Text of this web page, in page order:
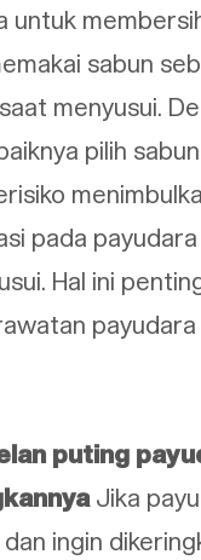
untuk
sabun
menyusui.
pilih
pada
Hal ini
payudara
puting
Jika
ingin